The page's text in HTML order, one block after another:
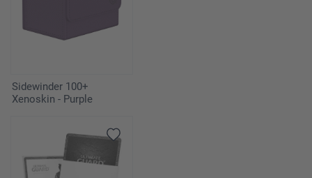
Sidewinder 100+
Xenoskin - Purple